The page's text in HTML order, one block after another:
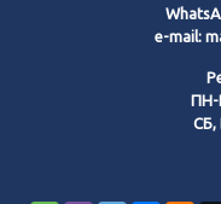
e-mail:
ПН-
СБ,